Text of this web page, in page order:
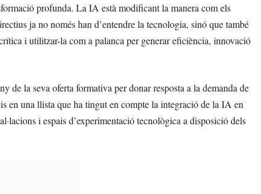
profunda. La IA està modificant la manera com els
ja no només han d’entendre la tecnologia, sinó que també
i utilitzar-la com a palanca per generar eficiència, innovació
de la seva oferta formativa per donar resposta a la demanda de
en una llista que ha tingut en compte la integració de la IA en
i espais d’experimentació tecnològica a disposició dels